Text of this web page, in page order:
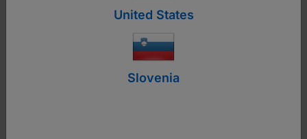
United States
Slovenia